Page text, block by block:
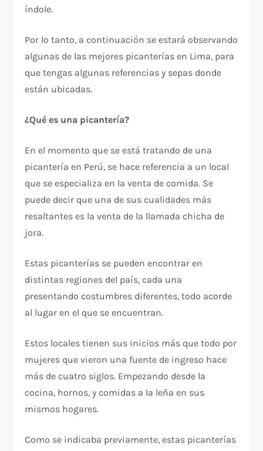
índole.
Por lo tanto, a continuación se estará observando
algunas de las mejores picanterías en Lima, para
que tengas algunas referencias y sepas donde
están ubicadas.
¿Qué es una picantería?
En el momento que se está tratando de una
picantería en Perú, se hace referencia a un local
que se especializa en la venta de comida. Se
puede decir que una de sus cualidades más
resaltantes es la venta de la llamada chicha de
jora.
Estas picanterías se pueden encontrar en
distintas regiones del país, cada una
presentando costumbres diferentes, todo acorde
al lugar en el que se encuentran.
Estos locales tienen sus inicios más que todo por
mujeres que vieron una fuente de ingreso hace
más de cuatro siglos. Empezando desde la
cocina, hornos, y comidas a la leña en sus
mismos hogares.
Como se indicaba previamente, estas picanterías